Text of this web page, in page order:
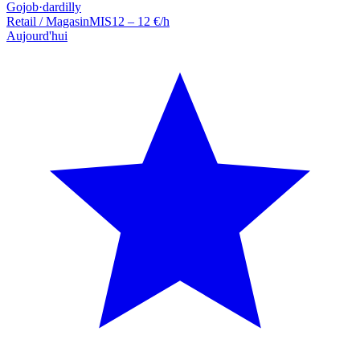
Gojob·dardilly
Retail / MagasinMIS12 – 12 €/h
Aujourd'hui